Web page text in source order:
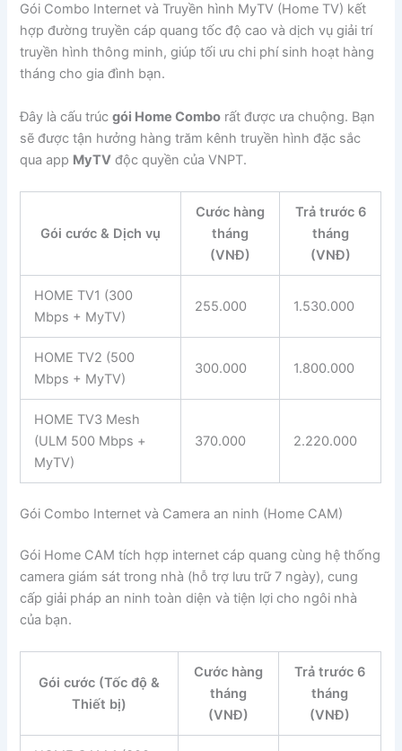
Gói Combo Internet và Truyền hình MyTV (Home TV) kết
hợp đường truyền cáp quang tốc độ cao và dịch vụ giải trí
truyền hình thông minh, giúp tối ưu chi phí sinh hoạt hàng
tháng cho gia đình bạn.
Đây là cấu trúcgói Home Combo rất được ưa chuộng. Bạn
sẽ được tận hưởng hàng trăm kênh truyền hình đặc sắc
qua app MyTV độc quyền của VNPT.
Gói cước & Dịch vụ
Cước hàng
tháng
(VNĐ)
Trả trước 6
tháng
(VNĐ)
HOME TV1 (300
Mbps + MyTV)
255.000 1.530.000
HOME TV2 (500
Mbps + MyTV)
300.000 1.800.000
HOME TV3 Mesh
(ULM 500 Mbps +
MyTV)
370.000 2.220.000
Gói Combo Internet và Camera an ninh (Home CAM)
Gói Home CAM tích hợp internet cáp quang cùng hệ thống
camera giám sát trong nhà (hỗ trợ lưu trữ 7 ngày), cung
cấp giải pháp an ninh toàn diện và tiện lợi cho ngôi nhà
của bạn.
Gói cước (Tốc độ &
Thiết bị)
Cước hàng
tháng
(VNĐ)
Trả trước 6
tháng
(VNĐ)